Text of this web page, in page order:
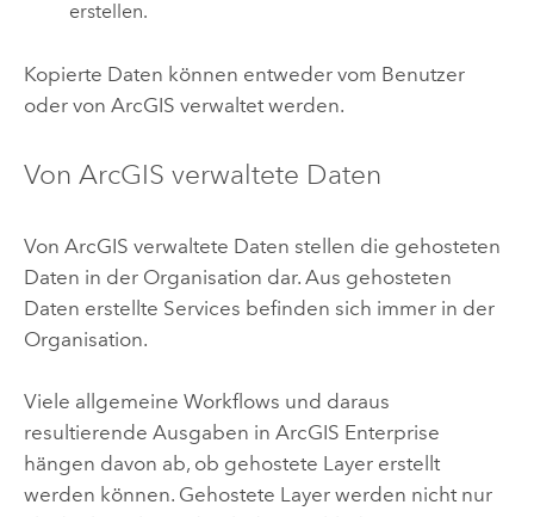
erstellen.
Kopierte Daten können entweder vom Benutzer
oder von ArcGIS verwaltet werden.
Von ArcGIS verwaltete Daten
Von ArcGIS verwaltete Daten stellen die gehosteten
Daten in der Organisation dar. Aus gehosteten
Daten erstellte Services befinden sich immer in der
Organisation.
Viele allgemeine Workflows und daraus
resultierende Ausgaben in ArcGIS Enterprise
hängen davon ab, ob gehostete Layer erstellt
werden können. Gehostete Layer werden nicht nur